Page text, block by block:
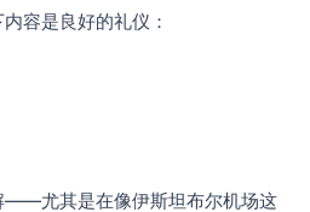
容是良好的礼仪：
——尤其是在像伊斯坦布尔机场这